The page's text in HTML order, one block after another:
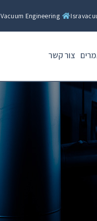
Vacuum Engineering
צור קשר